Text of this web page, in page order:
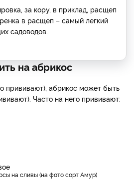
за кору, в приклад, расщеп
в расщеп – самый легкий
садоводов.
на абрикос
прививают), абрикос может быть
Часто на него прививают:
на сливы (на фото сорт Амур)